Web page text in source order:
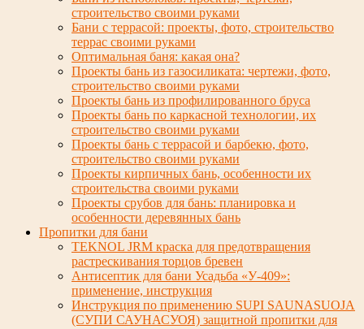
строительство своими руками
Бани с террасой: проекты, фото, строительство
террас своими руками
Оптимальная баня: какая она?
Проекты бань из газосиликата: чертежи, фото,
строительство своими руками
Проекты бань из профилированного бруса
Проекты бань по каркасной технологии, их
строительство своими руками
Проекты бань с террасой и барбекю, фото,
строительство своими руками
Проекты кирпичных бань, особенности их
строительства своими руками
Проекты срубов для бань: планировка и
особенности деревянных бань
Пропитки для бани
TEKNOL JRM краска для предотвращения
растрескивания торцов бревен
Антисептик для бани Усадьба «У-409»:
применение, инструкция
Инструкция по применению SUPI SAUNASUOJA
(СУПИ САУНАСУОЯ) защитной пропитки для